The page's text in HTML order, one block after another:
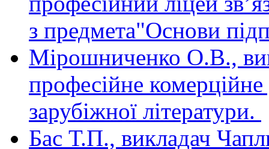
з предмета"Основи
Мірошниченко О.В.,
професійне
зарубіжної літератури.
Бас Т.П., викладач